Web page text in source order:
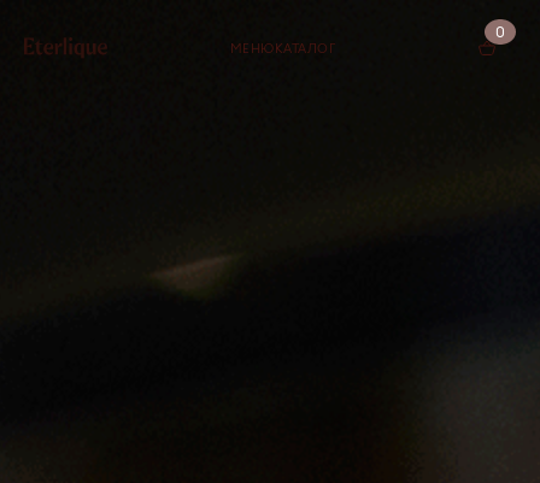
МЕНЮКАТАЛОГ
0
КОРЗИНА (0)